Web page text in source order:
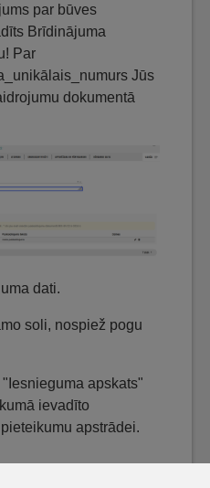
par būves
Brīdinājuma
Par
Jūs
dokumentā
dati.
soli, nospiež pogu
apskats"
ievadīto
apstrādei.